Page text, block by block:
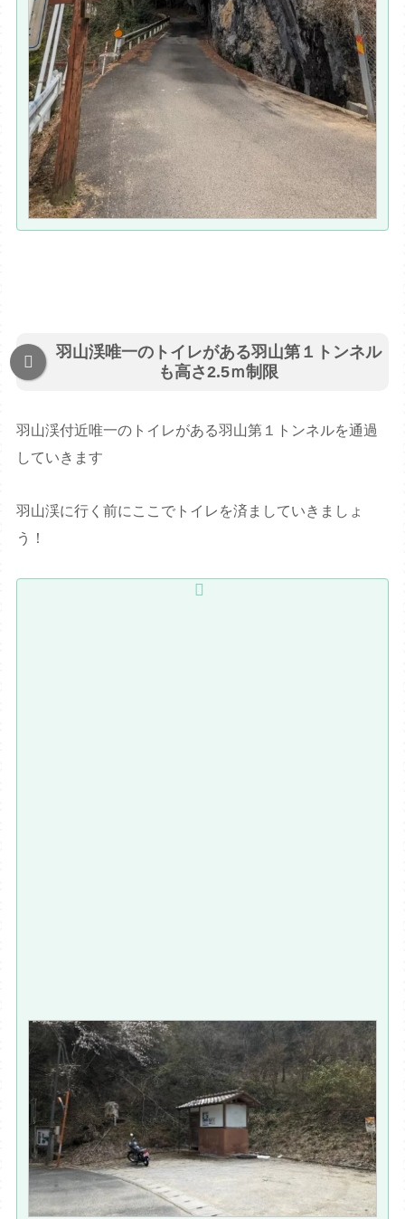
羽山渓唯一のトイレがある羽山第１トンネル
も高さ2.5ｍ制限
羽山渓付近唯一のトイレがある羽山第１トンネルを通過
していきます
羽山渓に行く前にここでトイレを済ましていきましょ
う！